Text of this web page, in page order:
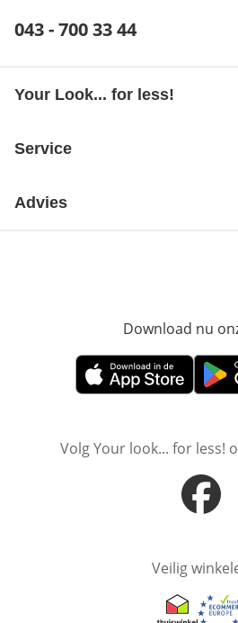
Telefoonnummer:
043 - 700 33 44
Your Look... for less!
Service
Advies
Download nu
Opent in nieuw venster
Opent
Volg Your look... for less!
Opent
Veilig